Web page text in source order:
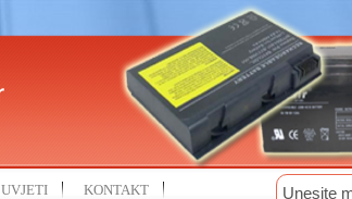
UVJETI KONTAKT